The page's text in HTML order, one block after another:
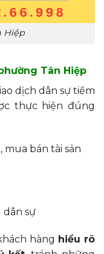
Hiệp
Tân Hiệp
dịch dân sự tiềm
thực hiện đúng
mua bán tài sản
dân sự
hàng hiểu rõ